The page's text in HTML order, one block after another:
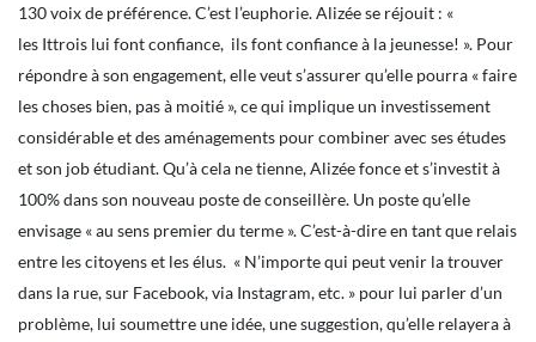
130 voix de préférence. C’est l’euphorie. Alizée se réjouit : «
les Ittrois lui font confiance, ils font confiance à la jeunesse! ». Pour
répondre à son engagement, elle veut s’assurer qu’elle pourra « faire
les choses bien, pas à moitié », ce qui implique un investissement
considérable et des aménagements pour combiner avec ses études
et son job étudiant. Qu’à cela ne tienne, Alizée fonce et s’investit à
100% dans son nouveau poste de conseillère. Un poste qu’elle
envisage « au sens premier du terme ». C’est-à-dire en tant que relais
entre les citoyens et les élus. « N’importe qui peut venir la trouver
dans la rue, sur Facebook, via Instagram, etc. » pour lui parler d’un
problème, lui soumettre une idée, une suggestion, qu’elle relayera à